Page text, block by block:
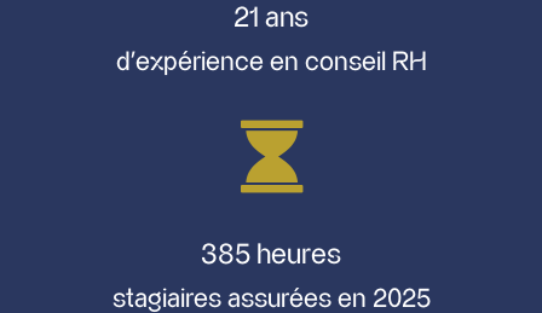
21 ans
d’expérience en conseil RH
385 heures
stagiaires assurées en 2025